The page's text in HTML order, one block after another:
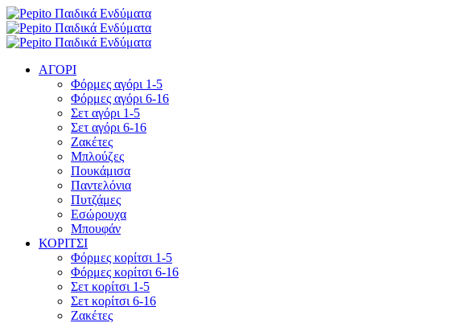
ΑΓΟΡΙ
Φόρμες αγόρι 1-5
Φόρμες αγόρι 6-16
Σετ αγόρι 1-5
Σετ αγόρι 6-16
Ζακέτες
Μπλούζες
Πουκάμισα
Παντελόνια
Πυτζάμες
Εσώρουχα
Μπουφάν
ΚΟΡΙΤΣΙ
Φόρμες κορίτσι 1-5
Φόρμες κορίτσι 6-16
Σετ κορίτσι 1-5
Σετ κορίτσι 6-16
Ζακέτες